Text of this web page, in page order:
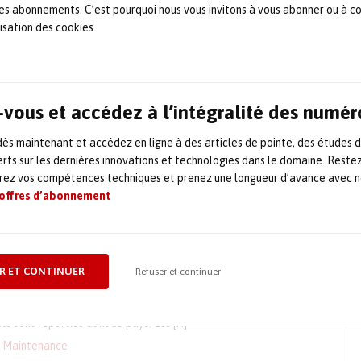
abonnements. C’est pourquoi nous vous invitons à vous abonner ou à
des cookies.
et accédez à l’intégralité des
maintenant et accédez en ligne à des articles de pointe, des études
sur les dernières innovations et technologies dans le domaine.
vos compétences techniques et prenez une longueur d’avance avec
d’abonnement
ET CONTINUER Refuser et continuer
Maintenance
Maintenance
plus simples, plus rapides et plus économiques. De nombreux
et ce tout au long du process : de […]
Maintenance
dont le siège est à Rostock (Allemagne), est leader
sont réparties dans 33 pays. Les […]